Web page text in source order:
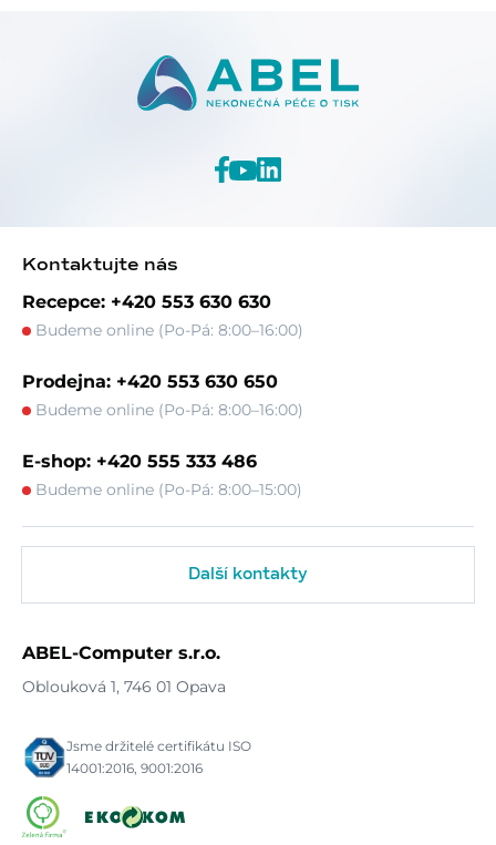
Kontaktujte nás
Recepce: +420 553 630 630
Budeme online (Po-Pá: 8:00–16:00)
Prodejna: +420 553 630 650
Budeme online (Po-Pá: 8:00–16:00)
E-shop: +420 555 333 486
Budeme online (Po-Pá: 8:00–15:00)
Další kontakty
ABEL-Computer s.r.o.
Oblouková 1, 746 01 Opava
Jsme držitelé certifikátu ISO
14001:2016, 9001:2016